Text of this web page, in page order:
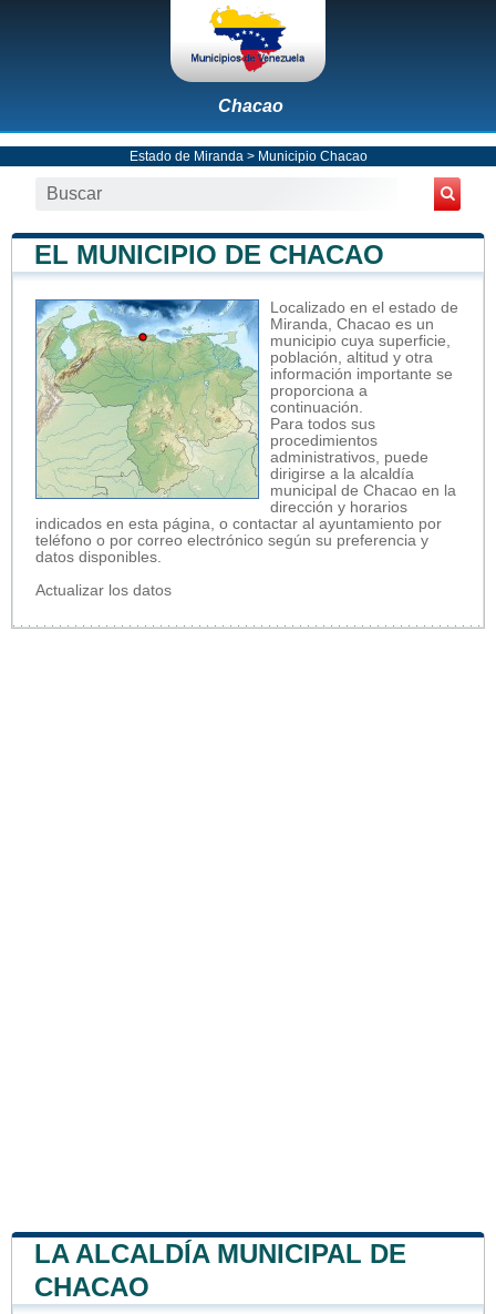
Chacao
Estado de Miranda > Municipio Chacao
EL MUNICIPIO DE CHACAO
Localizado en el estado de
Miranda, Chacao es un
municipio cuya superficie,
población, altitud y otra
información importante se
proporciona a
continuación.
Para todos sus
procedimientos
administrativos, puede
dirigirse a la alcaldía
municipal de Chacao en la
dirección y horarios
indicados en esta página, o contactar al ayuntamiento por
teléfono o por correo electrónico según su preferencia y
datos disponibles.
Actualizar los datos
LA ALCALDÍA MUNICIPAL DE
CHACAO